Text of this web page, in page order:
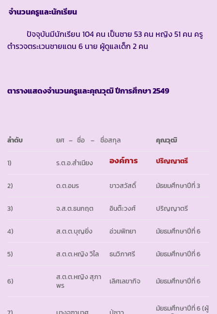
จำนวนครูและนักเรียน
ปัจจุบันมีนักเรียน 104 คน เป็นชาย 53 คน หญิง 51 คน ครู
ตำรวจตระเวนชายแดน 6 นาย ผู้ดูแลเด็ก 2 คน
ตารางแสดงจำนวนครูและคุณวุฒิ ปีการศึกษา 2549
ลำดับ ยศ – ชื่อ – ชื่อสกุล คุณวุฒิ
1) ร.ต.อ.สำเนียง องค์การ ปริญญาตรี
2) ด.ต.อมร ขาวสวัสดิ์ มัธยมศึกษาปีที่ 3
3) จ.ส.ต.ธนกฤต อินต๊ะวงศ์ ปริญญาตรี
4) ส.ต.ต.บุญยิ่ง อ่วมพิทยา มัยธมศึกษาปีที่ 6
5) ส.ต.ต.หญิง วิไล ธนวิภาศรี มัยธมศึกษาปีที่ 6
6)
ส.ต.ต.หญิง สุภา
พร
เลิศเลขากิจ มัยธมศึกษาปีที่ 6
มัยธมศึกษาปีที่ 6 (ผู้